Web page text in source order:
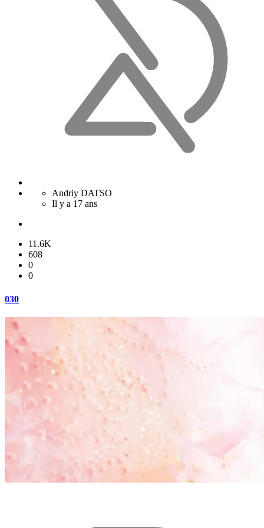
Andriy DATSO
Il y a 17 ans
11.6K
608
0
0
030